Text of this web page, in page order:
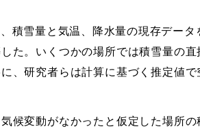
積雪量と気温、降水量の現存デー
た。いくつかの場所では積雪量の直
、研究者らは計算に基づく推定値
候変動がなかったと仮定した場所の